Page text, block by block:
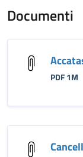
Documenti
PDF 1M